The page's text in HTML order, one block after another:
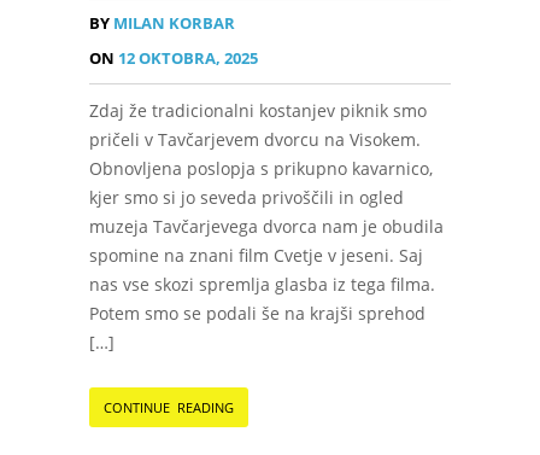
BY MILAN KORBAR
ON 12 OKTOBRA, 2025
Zdaj že tradicionalni kostanjev piknik smo
pričeli v Tavčarjevem dvorcu na Visokem.
Obnovljena poslopja s prikupno kavarnico,
kjer smo si jo seveda privoščili in ogled
muzeja Tavčarjevega dvorca nam je obudila
spomine na znani film Cvetje v jeseni. Saj
nas vse skozi spremlja glasba iz tega filma.
Potem smo se podali še na krajši sprehod
[…]
CONTINUE READING